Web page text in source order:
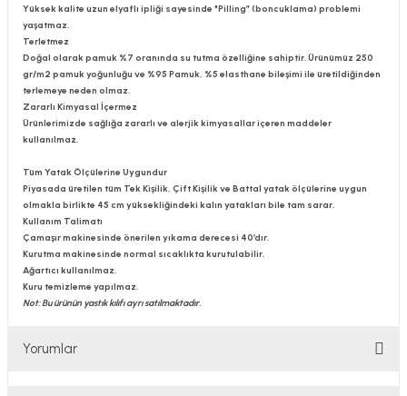
Yüksek kalite uzun elyaflı ipliği sayesinde "Pilling” (boncuklama) problemi
yaşatmaz.
Terletmez
Doğal olarak pamuk %7 oranında su tutma özelliğine sahiptir. Ürünümüz 250
gr/m2 pamuk yoğunluğu ve %95 Pamuk, %5 elasthane bileşimi ile üretildiğinden
terlemeye neden olmaz.
Zararlı Kimyasal İçermez
Ürünlerimizde sağlığa zararlı ve alerjik kimyasallar içeren maddeler
kullanılmaz.
Tüm Yatak Ölçülerine Uygundur
Piyasada üretilen tüm Tek Kişilik, Çift Kişilik ve Battal yatak ölçülerine uygun
olmakla birlikte 45 cm yüksekliğindeki kalın yatakları bile tam sarar.
Kullanım Talimatı
Çamaşır makinesinde önerilen yıkama derecesi 40’dır.
Kurutma makinesinde normal sıcaklıkta kurutulabilir.
Ağartıcı kullanılmaz.
Kuru temizleme yapılmaz.
Not: Bu ürünün yastık kılıfı ayrı satılmaktadır.
Yorumlar